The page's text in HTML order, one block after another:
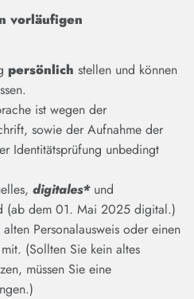
vorläufigen
persönlich stellen und können
ist wegen der
sowie der Aufnahme der
Identitätsprüfung unbedingt
digitales* und
(ab dem 01. Mai 2025 digital.)
Personalausweis oder einen
(Sollten Sie kein altes
müssen Sie eine